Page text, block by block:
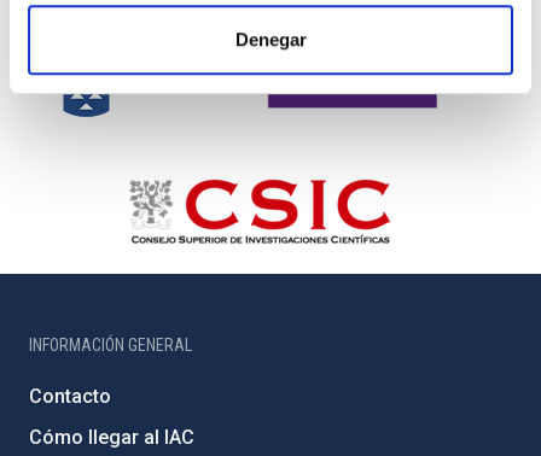
Denegar
INFORMACIÓN GENERAL
Contacto
Cómo llegar al IAC